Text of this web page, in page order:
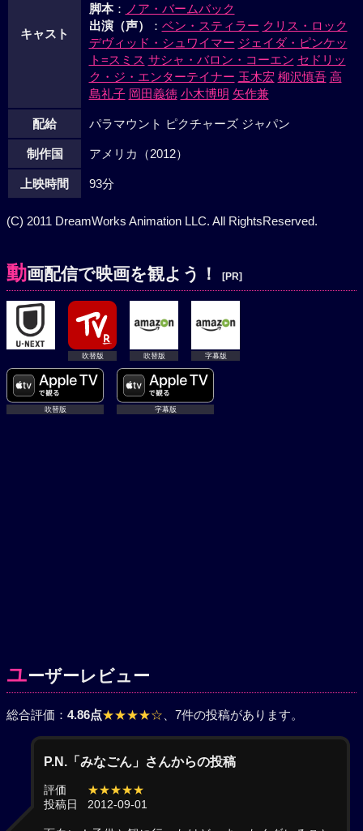
キャスト
脚本： ノア・バームバック
出演（声）
： ベン・スティラー クリス・ロック
デヴィッド・シュワイマー ジェイダ・ピンケッ
ト=スミス サシャ・バロン・コーエン セドリッ
ク・ジ・エンターテイナー 玉木宏 柳沢慎吾 高
島礼子 岡田義徳 小木博明 矢作兼
配給 パラマウント ピクチャーズ ジャパン
制作国 アメリカ（2012）
上映時間 93分
(C) 2011 DreamWorks Animation LLC. All RightsReserved.
動画配信で映画を観よう！ [PR]
吹替版 吹替版 字幕版
吹替版 字幕版
ユーザーレビュー
総合評価： 4.86点★★★★☆ 、7件の投稿があります。
P.N.「みなごん」さんからの投稿
評価
★★★★★
投稿日
2012-09-01